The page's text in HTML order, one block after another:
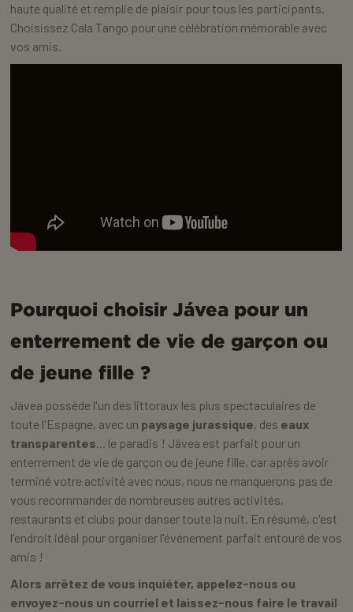
haute qualité et remplie de plaisir pour tous les participants.
Choisissez Cala Tango pour une célébration mémorable avec
vos amis.
Pourquoi choisir Jávea pour un
enterrement de vie de garçon ou
de jeune fille ?
Jávea possède l'un des littoraux les plus spectaculaires de
toute l'Espagne, avec un paysage jurassique, des eaux
transparentes ... le paradis ! Jávea est parfait pour un
enterrement de vie de garçon ou de jeune fille, car après avoir
terminé votre activité avec nous, nous ne manquerons pas de
vous recommander de nombreuses autres activités,
restaurants et clubs pour danser toute la nuit. En résumé, c'est
l'endroit idéal pour organiser l'événement parfait entouré de vos
amis !
Alors arrêtez de vous inquiéter, appelez-nous ou
envoyez-nous un courriel et laissez-nous faire le travail